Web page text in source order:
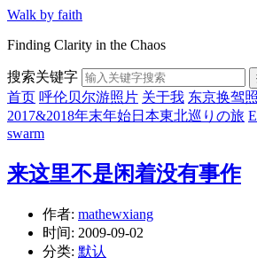
Walk by faith
Finding Clarity in the Chaos
搜索关键字
首页 呼伦贝尔游照片 关于我 东京换驾
2017&2018年末年始日本東北巡りの旅
swarm
来这里不是闲着没有事作
作者: mathewxiang
时间: 2009-09-02
分类: 默认